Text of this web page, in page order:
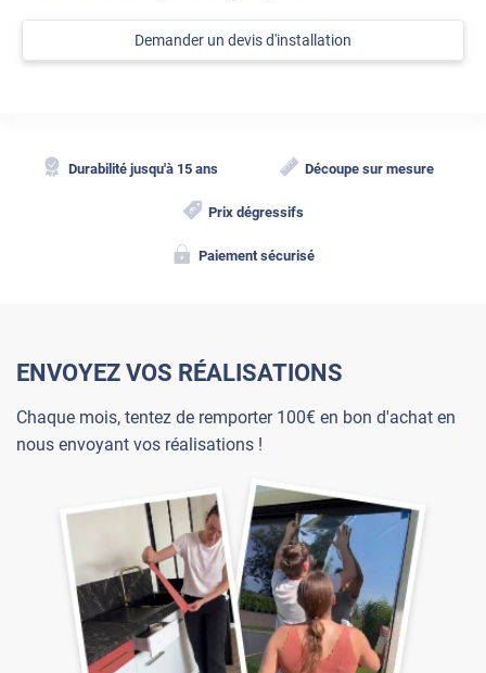
Demander un devis d'installation
Durabilité jusqu'à 15 ans Découpe sur mesure
Prix dégressifs
Paiement sécurisé
ENVOYEZ VOS RÉALISATIONS
Chaque mois, tentez de remporter 100€ en bon d'achat en
nous envoyant vos réalisations !